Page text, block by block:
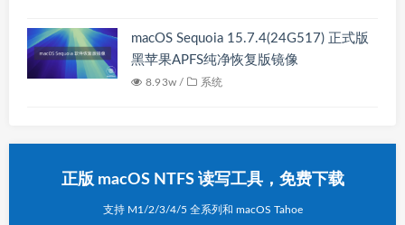
macOS Sequoia 15.7.4(24G517) 正式版
黑苹果APFS纯净恢复版镜像
8.93w / 系统
正版 macOS NTFS 读写工具，免费下载
支持 M1/2/3/4/5 全系列和 macOS Tahoe